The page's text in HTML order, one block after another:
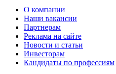
О компании
Наши вакансии
Партнерам
Реклама на сайте
Новости и статьи
Инвесторам
Кандидаты по профессиям